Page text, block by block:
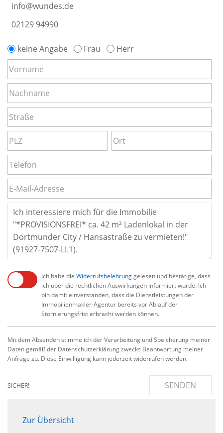
info@wundes.de
02129 94990
keine Angabe Frau Herr
Ich habe die Widerrufsbelehrunggelesen und bestätige, dass
ich über die rechtlichen Auswirkungen informiert wurde. Ich
bin damit einverstanden, dass die Dienstleistungen der
Immobilienmakler-Agentur bereits vor Ablauf der
Stornierungsfrist erbracht werden können.
Mit dem Absenden stimme ich der Verarbeitung und Speicherung meiner
Daten gemäß der Datenschutzerklärung zwecks Beantwortung meiner
Anfrage zu. Diese Einwilligung kann jederzeit widerrufen werden.
SICHER! SENDEN
Zur Übersicht